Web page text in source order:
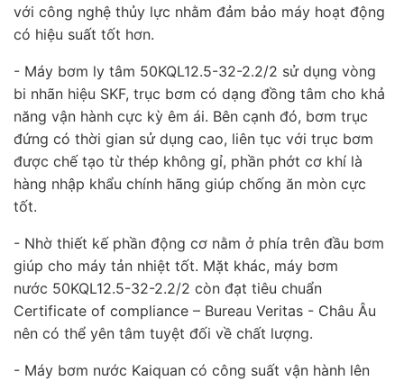
với công nghệ thủy lực nhằm đảm bảo máy hoạt động
có hiệu suất tốt hơn.
- Máy bơm ly tâm 50KQL12.5-32-2.2/2 sử dụng vòng
bi nhãn hiệu SKF, trục bơm có dạng đồng tâm cho khả
năng vận hành cực kỳ êm ái. Bên cạnh đó, bơm trục
đứng có thời gian sử dụng cao, liên tục với trục bơm
được chế tạo từ thép không gỉ, phần phớt cơ khí là
hàng nhập khẩu chính hãng giúp chống ăn mòn cực
tốt.
- Nhờ thiết kế phần động cơ nằm ở phía trên đầu bơm
giúp cho máy tản nhiệt tốt. Mặt khác, máy bơm
nước 50KQL12.5-32-2.2/2 còn đạt tiêu chuẩn
Certificate of compliance – Bureau Veritas - Châu Âu
nên có thể yên tâm tuyệt đối về chất lượng.
- Máy bơm nước Kaiquan có công suất vận hành lên